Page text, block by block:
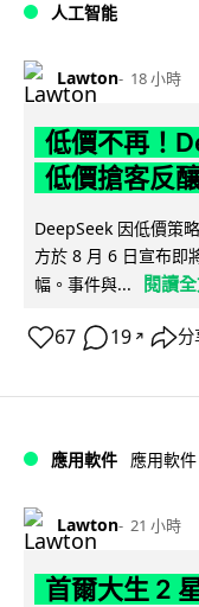
人工智能
Lawton 18 小時
低價不再！
低價搶客反
DeepSeek 因低價策
方於 8 月 6 日宣布即
幅。事件與...
閱讀
67 19 ↗ 分
應用軟件 應用軟件
Lawton 21 小時
首爾大生 2